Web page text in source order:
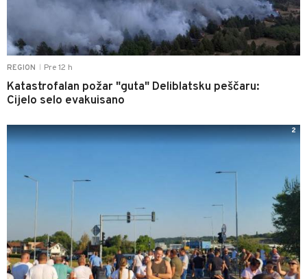
REGION Pre 12 h
Katastrofalan požar "guta" Deliblatsku peščaru:
Cijelo selo evakuisano
2